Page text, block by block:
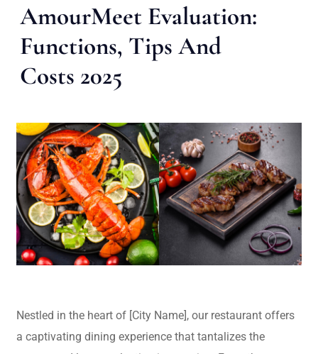
AmourMeet Evaluation:
Functions, Tips And
Costs 2025
Nestled in the heart of [City Name], our restaurant offers
a captivating dining experience that tantalizes the